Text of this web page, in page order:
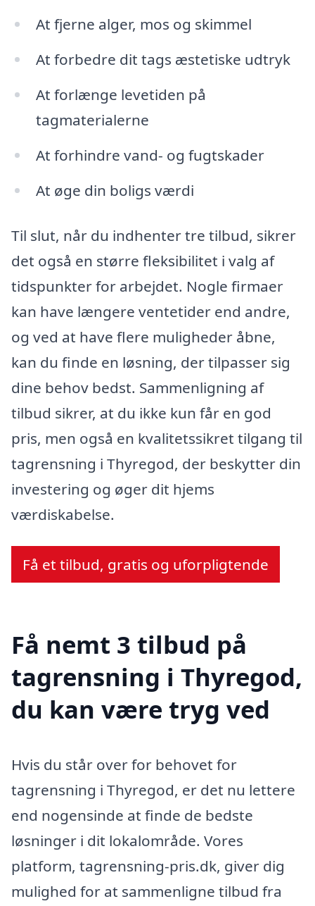
At fjerne alger, mos og skimmel
At forbedre dit tags æstetiske udtryk
At forlænge levetiden på
tagmaterialerne
At forhindre vand- og fugtskader
At øge din boligs værdi
Til slut, når du indhenter tre tilbud, sikrer
det også en større fleksibilitet i valg af
tidspunkter for arbejdet. Nogle firmaer
kan have længere ventetider end andre,
og ved at have flere muligheder åbne,
kan du finde en løsning, der tilpasser sig
dine behov bedst. Sammenligning af
tilbud sikrer, at du ikke kun får en god
pris, men også en kvalitetssikret tilgang til
tagrensning i Thyregod, der beskytter din
investering og øger dit hjems
værdiskabelse.
Få et tilbud, gratis og uforpligtende
Få nemt 3 tilbud på
tagrensning i Thyregod,
du kan være tryg ved
Hvis du står over for behovet for
tagrensning i Thyregod, er det nu lettere
end nogensinde at finde de bedste
løsninger i dit lokalområde. Vores
platform, tagrensning-pris.dk, giver dig
mulighed for at sammenligne tilbud fra